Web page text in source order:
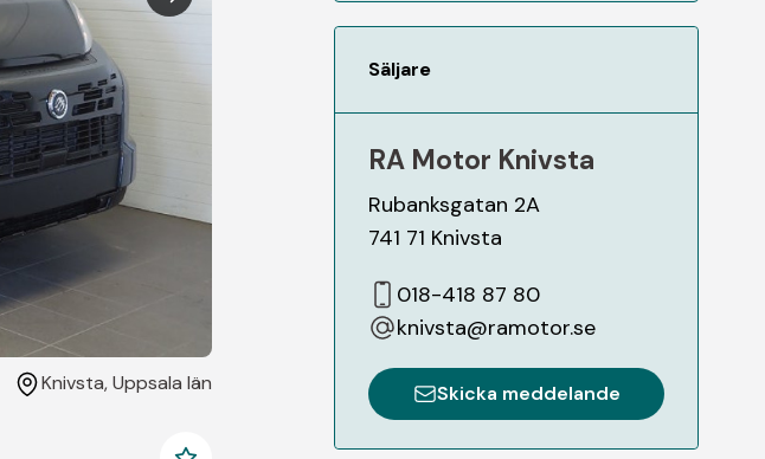
Knivsta, Uppsala län
Säljare
RA Motor Knivsta
Rubanksgatan 2A
741 71 Knivsta
018-418 87 80
knivsta@ramotor.se
Skicka meddelande